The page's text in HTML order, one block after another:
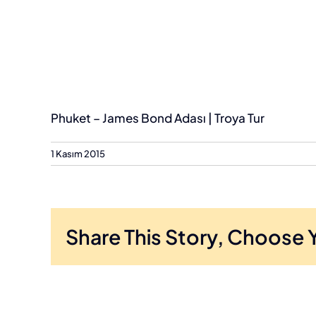
Phuket – James Bond Adası | Troya Tur
1 Kasım 2015
Share This Story, Choose